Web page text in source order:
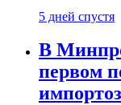
5 дней спустя
В
первом